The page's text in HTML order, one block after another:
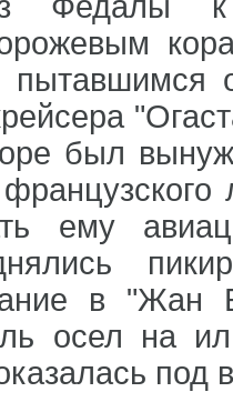
был
ему
в "Жан
осел на
под